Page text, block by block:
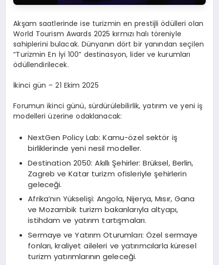
Akşam saatlerinde ise turizmin en prestijli ödülleri olan
World Tourism Awards 2025 kırmızı halı töreniyle
sahiplerini bulacak. Dünyanın dört bir yanından seçilen
“Turizmin En İyi 100” destinasyon, lider ve kurumları
ödüllendirilecek.
İkinci gün – 21 Ekim 2025
Forumun ikinci günü, sürdürülebilirlik, yatırım ve yeni iş
modelleri üzerine odaklanacak:
NextGen Policy Lab: Kamu-özel sektör iş
birliklerinde yeni nesil modeller.
Destination 2050: Akıllı Şehirler: Brüksel, Berlin,
Zagreb ve Katar turizm ofisleriyle şehirlerin
geleceği.
Afrika’nın Yükselişi: Angola, Nijerya, Mısır, Gana
ve Mozambik turizm bakanlarıyla altyapı,
istihdam ve yatırım tartışmaları.
Sermaye ve Yatırım Oturumları: Özel sermaye
fonları, kraliyet aileleri ve yatırımcılarla küresel
turizm yatırımlarının geleceği.